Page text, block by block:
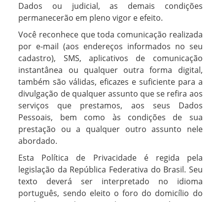
Dados ou judicial, as demais condições
permanecerão em pleno vigor e efeito.
Você reconhece que toda comunicação realizada
por e-mail (aos endereços informados no seu
cadastro), SMS, aplicativos de comunicação
instantânea ou qualquer outra forma digital,
também são válidas, eficazes e suficiente para a
divulgação de qualquer assunto que se refira aos
serviços que prestamos, aos seus Dados
Pessoais, bem como às condições de sua
prestação ou a qualquer outro assunto nele
abordado.
Esta Política de Privacidade é regida pela
legislação da República Federativa do Brasil. Seu
texto deverá ser interpretado no idioma
português, sendo eleito o foro do domicílio do